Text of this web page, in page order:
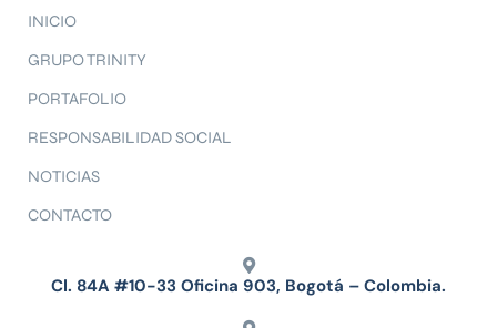
INICIO
GRUPO TRINITY
PORTAFOLIO
RESPONSABILIDAD SOCIAL
NOTICIAS
CONTACTO
Cl. 84A #10-33 Oficina 903, Bogotá – Colombia.